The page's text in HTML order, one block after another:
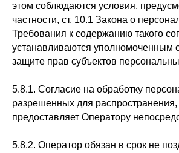
этом соблюдаются условия,
частности, ст. 10.1 Закона о
Требования к содержанию такого
устанавливаются уполномоченным
защите прав субъектов
5.8.1. Согласие на обработку
разрешенных для распространения,
предоставляет Оператору
5.8.2. Оператор обязан в срок не